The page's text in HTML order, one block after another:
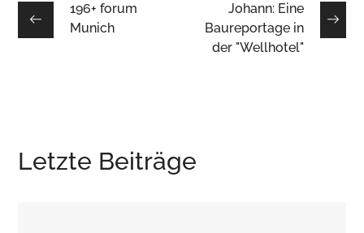
196+ forum
Munich
Johann: Eine
Baureportage in
der "Wellhotel"
Letzte Beiträge